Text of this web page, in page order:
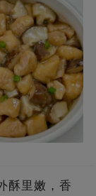
酥里嫩，香